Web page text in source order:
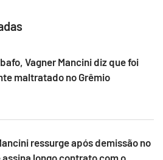
Vagner Mancini diz que foi
maltratado no Grêmio
ressurge após demissão no
assina longo contrato com o